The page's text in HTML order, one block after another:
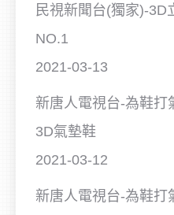
民視新聞台(獨家)-3D
NO.1
2021-03-13
新唐人電視台-為鞋打
3D氣墊鞋
2021-03-12
新唐人電視台-為鞋打